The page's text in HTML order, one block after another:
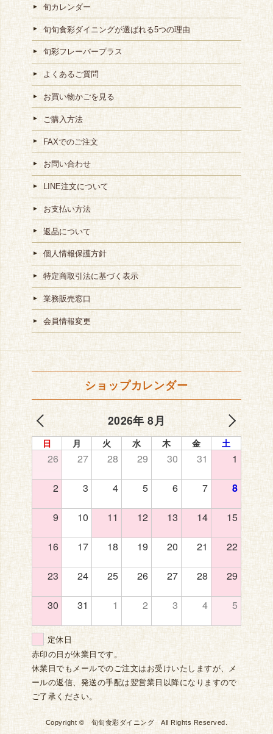
旬カレンダー
旬旬食彩ダイニングが選ばれる5つの理由
旬彩フレーバープラス
よくあるご質問
お買い物かごを見る
ご購入方法
FAXでのご注文
お問い合わせ
LINE注文について
お支払い方法
返品について
個人情報保護方針
特定商取引法に基づく表示
業務販売窓口
会員情報変更
ショップカレンダー
2026年 8月
日 月 火 水 木 金 土
26 27 28 29 30 31 1
2 3 4 5 6 7 8
9 10 11 12 13 14 15
16 17 18 19 20 21 22
23 24 25 26 27 28 29
30 31 1 2 3 4 5
定休日
赤印の日が休業日です。
休業日でもメールでのご注文はお受けいたしますが、メ
ールの返信、発送の手配は翌営業日以降になりますので
ご了承ください。
Copyright © 旬旬食彩ダイニング All Rights Reserved.